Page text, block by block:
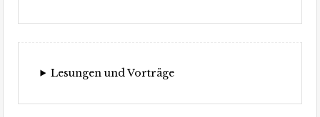
Lesungen und Vorträge